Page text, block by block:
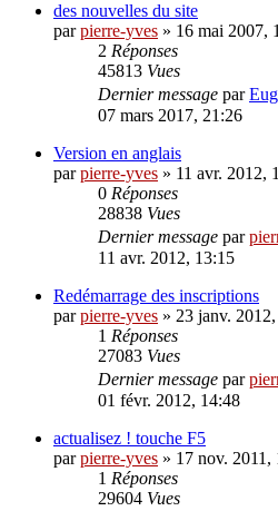
des nouvelles du site
parpierre-yves » 16 mai 2007,
2 Réponses
45813 Vues
Dernier message par
07 mars 2017, 21:26
Version en anglais
parpierre-yves » 11 avr. 2012,
0 Réponses
28838 Vues
Dernier message par
11 avr. 2012, 13:15
Redémarrage des inscriptions
parpierre-yves » 23 janv.
1 Réponses
27083 Vues
Dernier message par
01 févr. 2012, 14:48
actualisez ! touche F5
parpierre-yves » 17 nov. 2011,
1 Réponses
29604 Vues